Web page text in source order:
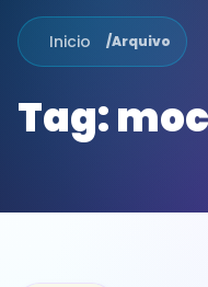
Inicio /Arquivo
Tag: